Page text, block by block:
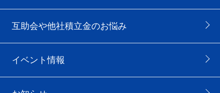
互助会や他社積立金のお悩み
イベント情報